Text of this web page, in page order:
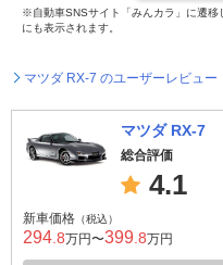
※自動車SNSサイト「みんカラ」に遷移
にも表示されます。
マツダ RX-7 のユーザーレビュ
マツダ RX-7
総合評価
4.1
新車価格 （税込）
294 .8万円〜399 .8万円